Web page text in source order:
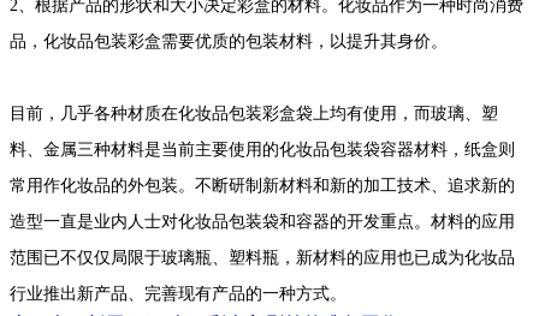
2、根据产品的形状和大小决定彩盒的材料。化妆品作为一种时尚消费
品，化妆品包装彩盒需要优质的包装材料，以提升其身价。
目前，几乎各种材质在化妆品包装彩盒袋上均有使用，而玻璃、塑
料、金属三种材料是当前主要使用的化妆品包装袋容器材料，纸盒则
常用作化妆品的外包装。不断研制新材料和新的加工技术、追求新的
造型一直是业内人士对化妆品包装袋和容器的开发重点。材料的应用
范围已不仅仅局限于玻璃瓶、塑料瓶，新材料的应用也已成为化妆品
行业推出新产品、完善现有产品的一种方式。